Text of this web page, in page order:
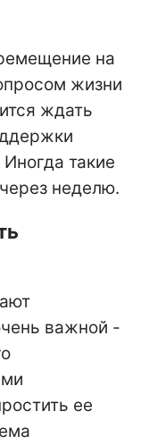
на
жизни
ждать
такие
неделю.
важной -
ее